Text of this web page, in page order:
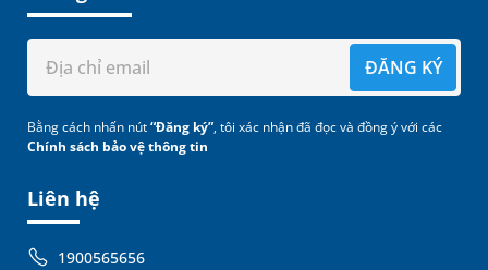
Liên hệ
1900565656
ĐĂNG KÝ
Bằng cách nhấn nút“Đăng ký”, tôi xác nhận đã đọc và đồng ý với các
Chính sách bảo vệ thông tin